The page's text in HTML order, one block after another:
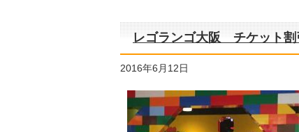
レゴランゴ大阪 チケット割
2016年6月12日